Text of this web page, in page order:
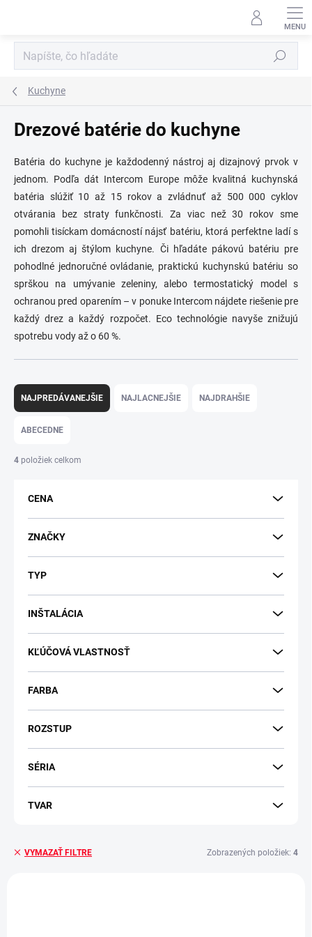
Hľadať
Kuchyne
Drezové batérie do kuchyne
Batéria do kuchyne je každodenný nástroj aj dizajnový prvok v
jednom. Podľa dát Intercom Europe môže kvalitná kuchynská
batéria slúžiť 10 až 15 rokov a zvládnuť až 500 000 cyklov
otvárania bez straty funkčnosti. Za viac než 30 rokov sme
pomohli tisíckam domácností nájsť batériu, ktorá perfektne ladí s
ich drezom aj štýlom kuchyne. Či hľadáte pákovú batériu pre
pohodlné jednoručné ovládanie, praktickú kuchynskú batériu so
sprškou na umývanie zeleniny, alebo termostatický model s
ochranou pred oparením – v ponuke Intercom nájdete riešenie pre
každý drez a každý rozpočet. Eco technológie navyše znižujú
spotrebu vody až o 60 %.
R
d
i
NAJPREDÁVANEJŠIE NAJLACNEJŠIE NAJDRAHŠIE
ABECEDNE
4 položiek celkom
CENA
ZNAČKY
TYP
INŠTALÁCIA
KĽÚČOVÁ VLASTNOSŤ
FARBA
ROZSTUP
SÉRIA
TVAR
VYMAZAŤ FILTRE Zobrazených položiek: 4